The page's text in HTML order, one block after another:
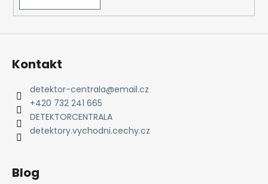
n
a
í
?
Kontakt
detektor-centrala@email.cz
+420 732 241 665
DETEKTORCENTRALA
detektory.vychodni.cechy.cz
Blog